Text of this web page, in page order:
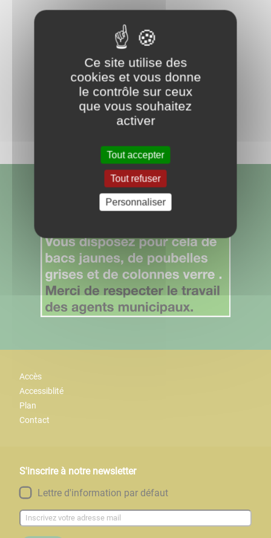
Retour aux actualités
Partagez
Accès
Accessiblité
Plan
Contact
S'inscrire à notre newsletter
Lettre d'information par défaut
Ce site utilise des
cookies et vous donne
le contrôle sur ceux
que vous souhaitez
activer
Tout accepter
Tout refuser
Personnaliser